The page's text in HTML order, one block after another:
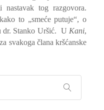
tog razgovora.
to „smeće putuje“, o
dr. Stanko Uršić. U Kani,
svakoga člana kršćanske